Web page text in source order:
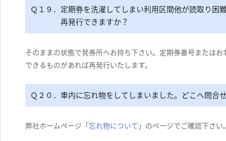
Ｑ１９．定期券を洗濯してしまい利用区間他が読取り困
再発行できますか？
そのままの状態で発券所へお持ち下さい。定期券番号または
できるものがあれば再発行いたします。
Ｑ２０．車内に忘れ物をしてしまいました。どこへ問合
弊社ホームページ「忘れ物について 」のページでご確認下さい